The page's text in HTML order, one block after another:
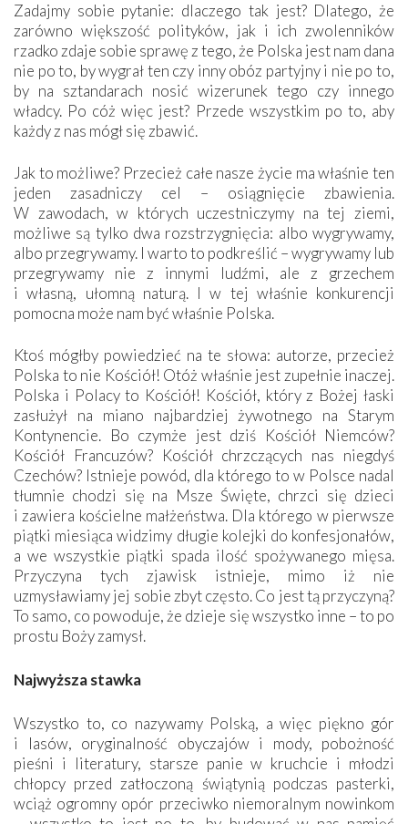
Zadajmy sobie pytanie: dlaczego tak jest? Dlatego, że
zarówno większość polityków, jak i ich zwolenników
rzadko zdaje sobie sprawę z tego, że Polska jest nam dana
nie po to, by wygrał ten czy inny obóz partyjny i nie po to,
by na sztandarach nosić wizerunek tego czy innego
władcy. Po cóż więc jest? Przede wszystkim po to, aby
każdy z nas mógł się zbawić.
Jak to możliwe? Przecież całe nasze życie ma właśnie ten
jeden zasadniczy cel – osiągnięcie zbawienia.
W zawodach, w których uczestniczymy na tej ziemi,
możliwe są tylko dwa rozstrzygnięcia: albo wygrywamy,
albo przegrywamy. I warto to podkreślić – wygrywamy lub
przegrywamy nie z innymi ludźmi, ale z grzechem
i własną, ułomną naturą. I w tej właśnie konkurencji
pomocna może nam być właśnie Polska.
Ktoś mógłby powiedzieć na te słowa: autorze, przecież
Polska to nie Kościół! Otóż właśnie jest zupełnie inaczej.
Polska i Polacy to Kościół! Kościół, który z Bożej łaski
zasłużył na miano najbardziej żywotnego na Starym
Kontynencie. Bo czymże jest dziś Kościół Niemców?
Kościół Francuzów? Kościół chrzczących nas niegdyś
Czechów? Istnieje powód, dla którego to w Polsce nadal
tłumnie chodzi się na Msze Święte, chrzci się dzieci
i zawiera kościelne małżeństwa. Dla którego w pierwsze
piątki miesiąca widzimy długie kolejki do konfesjonałów,
a we wszystkie piątki spada ilość spożywanego mięsa.
Przyczyna tych zjawisk istnieje, mimo iż nie
uzmysławiamy jej sobie zbyt często. Co jest tą przyczyną?
To samo, co powoduje, że dzieje się wszystko inne – to po
prostu Boży zamysł.
Najwyższa stawka
Wszystko to, co nazywamy Polską, a więc piękno gór
i lasów, oryginalność obyczajów i mody, pobożność
pieśni i literatury, starsze panie w kruchcie i młodzi
chłopcy przed zatłoczoną świątynią podczas pasterki,
wciąż ogromny opór przeciwko niemoralnym nowinkom